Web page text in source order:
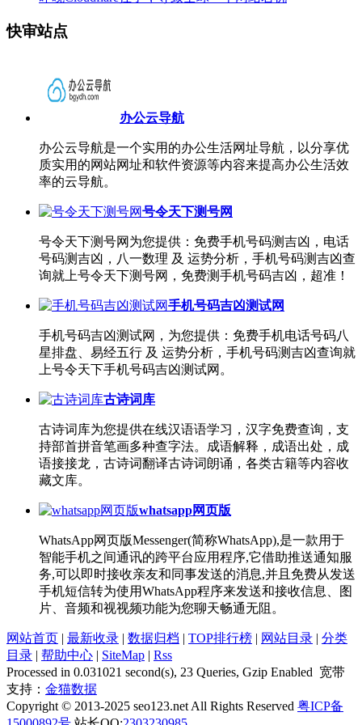
快审站点
办公云导航
办公云导航是一个实用的办公生活网址导航，以分享优
质实用的网站网址和软件资源等内容来提高办公生活效
率的云导航。
号令天下测号网
号令天下测号网为您提供：免费手机号码测吉凶，电话
号码测吉凶，八一数理 及 运势分析，手机号码测吉凶查
询就上号令天下测号网，免费测手机号码吉凶，超准！
手机号码吉凶测试网
手机号码吉凶测试网，为您提供：免费手机电话号码八
星排盘、易经五行 及 运势分析，手机号码测吉凶查询就
上号令天下手机号码吉凶测试网。
古诗词库
古诗词库为您提供在线汉语语学习，汉字免费查询，支
持部首拼音笔画多种查字法。成语解释，成语出处，成
语接接龙，古诗词翻译古诗词朗诵，各类古籍等内容收
藏文库。
whatsapp网页版
WhatsApp网页版Messenger(简称WhatsApp),是一款用于
智能手机之间通讯的跨平台应用程序,它借助推送通知服
务,可以即时接收亲友和同事发送的消息,并且免费从发送
手机短信转为使用WhatsApp程序来发送和接收信息、图
片、音频和视视频功能为您聊天畅通无阻。
网站首页 | 最新收录 | 数据归档 | TOP排行榜 | 网站目录 | 分类
目录 | 帮助中心 | SiteMap | Rss
Processed in 0.031021 second(s), 23 Queries, Gzip Enabled 宽带
支持： 金猫数据
Copyright © 2013-2025 seo123.net All Rights Reserved 粤ICP备